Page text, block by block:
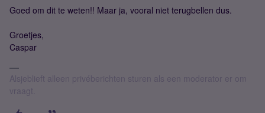
Goed om dit te weten!! Maar ja, vooral niet terugbellen dus.
Groetjes,
Caspar
Alsjeblieft alleen privéberichten sturen als een moderator er om
vraagt.